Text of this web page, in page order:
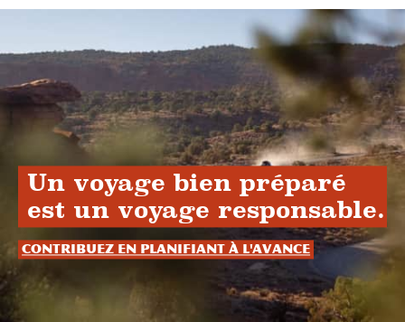
Un voyage bien préparé
est un voyage responsable.
Contribuez en planifiant à l'avance